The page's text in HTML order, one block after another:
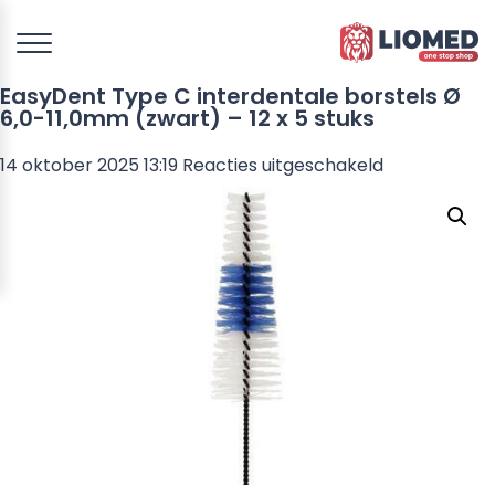
EasyDent Type C interdentale borstels Ø
6,0-11,0mm (zwart) – 12 x 5 stuks
14 oktober 2025 13:19 Reacties uitgeschakeldvoor